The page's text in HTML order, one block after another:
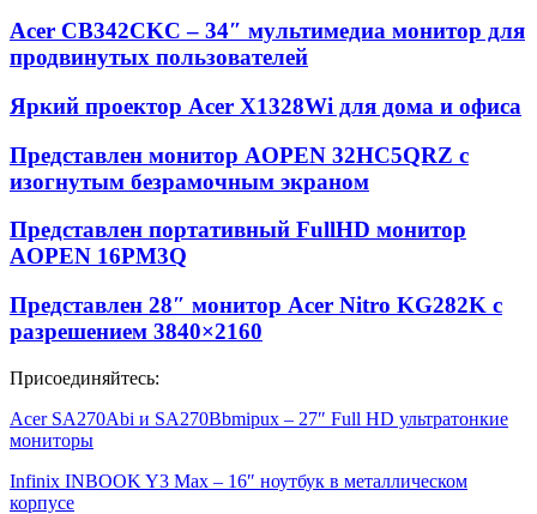
Acer CB342CKC – 34″ мультимедиа монитор для
продвинутых пользователей
Яркий проектор Acer X1328Wi для дома и офиса
Представлен монитор AOPEN 32HC5QRZ с
изогнутым безрамочным экраном
Представлен портативный FullHD монитор
AOPEN 16PM3Q
Представлен 28″ монитор Acer Nitro KG282K с
разрешением 3840×2160
Присоединяйтесь:
Acer SA270Abi и SA270Bbmipux – 27″ Full HD ультратонкие
мониторы
Infinix INBOOK Y3 Max – 16″ ноутбук в металлическом
корпусе